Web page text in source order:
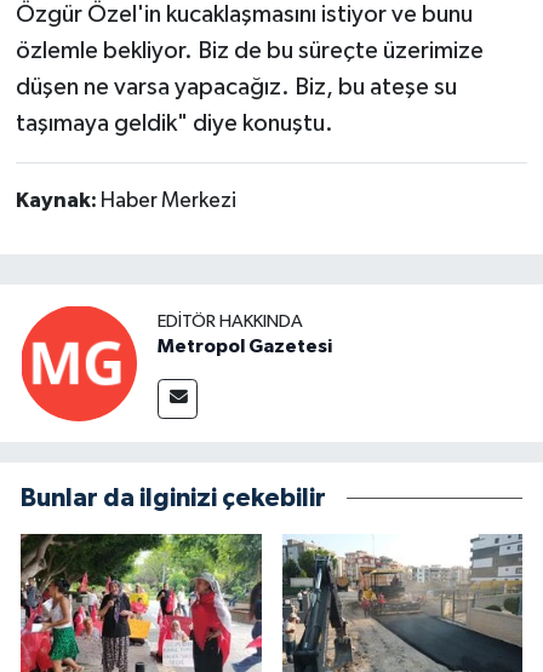
Özgür Özel'in kucaklaşmasını istiyor ve bunu
özlemle bekliyor. Biz de bu süreçte üzerimize
düşen ne varsa yapacağız. Biz, bu ateşe su
taşımaya geldik" diye konuştu.
Kaynak: Haber Merkezi
EDITÖR HAKKINDA
Metropol Gazetesi
Bunlar da ilginizi çekebilir